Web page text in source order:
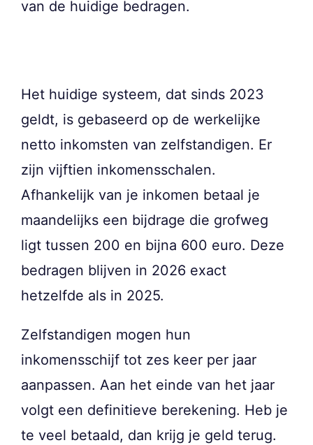
van de huidige bedragen.
Het huidige systeem, dat sinds 2023
geldt, is gebaseerd op de werkelijke
netto inkomsten van zelfstandigen. Er
zijn vijftien inkomensschalen.
Afhankelijk van je inkomen betaal je
maandelijks een bijdrage die grofweg
ligt tussen 200 en bijna 600 euro. Deze
bedragen blijven in 2026 exact
hetzelfde als in 2025.
Zelfstandigen mogen hun
inkomensschijf tot zes keer per jaar
aanpassen. Aan het einde van het jaar
volgt een definitieve berekening. Heb je
te veel betaald, dan krijg je geld terug.